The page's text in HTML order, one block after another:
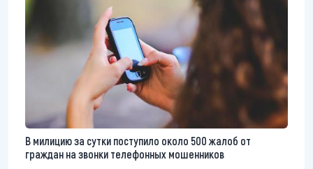
В милицию за сутки поступило около 500 жалоб от
граждан на звонки телефонных мошенников